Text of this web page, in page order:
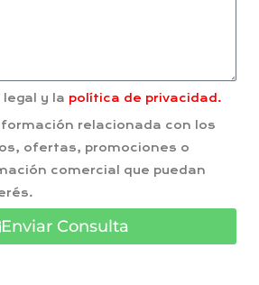
y la política de privacidad.
relacionada con los
ofertas, promociones o
comercial que puedan
Enviar Consulta